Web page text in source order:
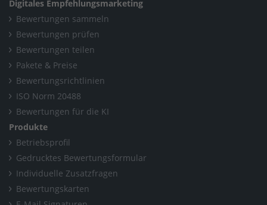
Digitales Empfehlungsmarketing
Bewertungen sammeln
Bewertungen prüfen
Bewertungen teilen
Pakete & Preise
Bewertungsrichtlinien
ISO Norm 20488
Bewertungen für die KI
Produkte
Betriebsprofil
Gedrucktes Bewertungsformular
Individuelle Zusatzfragen
Bewertungskarten